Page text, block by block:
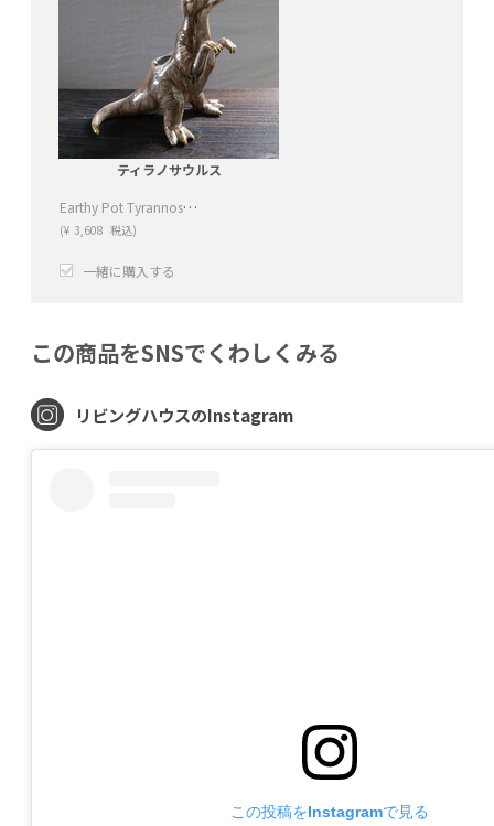
ティラノサウルス
Earthy Pot Tyrannosaurus (アーシー ポット ティラノサウルス) (BE)
(¥ 3,608 税込)
一緒に購入する
この商品をSNSでくわしくみる
リビングハウスのInstagram
この投稿をInstagramで見る